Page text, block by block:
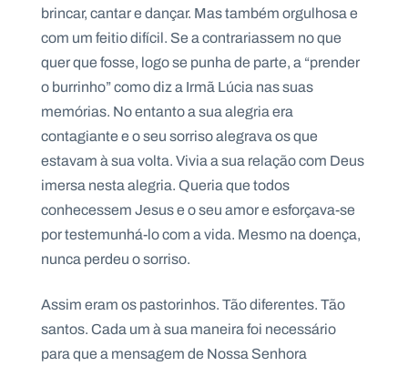
brincar, cantar e dançar. Mas também orgulhosa e
com um feitio difícil. Se a contrariassem no que
quer que fosse, logo se punha de parte, a “prender
o burrinho” como diz a Irmã Lúcia nas suas
memórias. No entanto a sua alegria era
contagiante e o seu sorriso alegrava os que
estavam à sua volta. Vivia a sua relação com Deus
imersa nesta alegria. Queria que todos
conhecessem Jesus e o seu amor e esforçava-se
por testemunhá-lo com a vida. Mesmo na doença,
nunca perdeu o sorriso.
Assim eram os pastorinhos. Tão diferentes. Tão
santos. Cada um à sua maneira foi necessário
para que a mensagem de Nossa Senhora